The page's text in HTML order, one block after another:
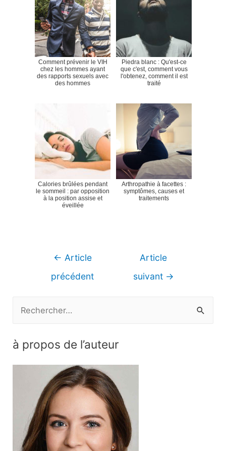
Comment prévenir le VIH
chez les hommes ayant
des rapports sexuels avec
des hommes
Piedra blanc : Qu'est-ce
que c'est, comment vous
l'obtenez, comment il est
traité
Calories brûlées pendant
le sommeil : par opposition
à la position assise et
éveillée
Arthropathie à facettes :
symptômes, causes et
traitements
Navigation
← Article
précédent
Article
suivant →
h
à propos de l’auteur